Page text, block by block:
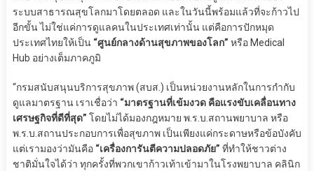
ระบบสาธารณสุขโลกมาโดยตลอด และในวันนี้พร้อมแล้วที่จะก้าวไป
อีกขั้น ไม่ใช่แค่การดูแลคนในประเทศเท่านั้น แต่คือการปักหมุด
ประเทศไทยให้เป็น “ศูนย์กลางด้านสุขภาพของโลก” หรือ Medical
Hub อย่างเต็มภาคภูมิ
“กรมสนับสนุนบริการสุขภาพ (สบส.) เป็นหน่วยงานหลักในการกำกับ
ดูแลมาตรฐาน เราเชื่อว่า “มาตรฐานที่เข้มงวด คือแรงขับเคลื่อนทาง
เศรษฐกิจที่ดีที่สุด” โดยไม่ได้มองกฎหมาย พ.ร.บ.สถานพยาบาล หรือ
พ.ร.บ.สถานประกอบการเพื่อสุขภาพ เป็นเพียงแค่กระดาษหรือข้อบังคับ
แต่เรามองว่ามันคือ “เครื่องการันตีความปลอดภัย” ที่ทำให้ชาวต่าง
ชาติมั่นใจได้ว่า ทุกครั้งที่พวกเขาก้าวเท้าเข้ามาในโรงพยาบาล คลินิก